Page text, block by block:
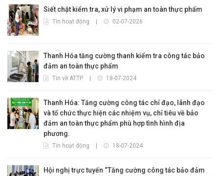
Siết chặt kiểm tra, xử lý vi phạm an toàn thực phẩm
Tin hoạt động 02-07-2026
Thanh Hóa tăng cường thanh kiểm tra công tác bảo
đảm an toàn thực phẩm
Tin về ATTP 18-07-2024
Thanh Hóa: Tăng cường công tác chỉ đạo, lãnh đạo
và tổ chức thực hiện các nhiệm vụ, chỉ tiêu về bảo
đảm an toàn thực phẩm phù hợp tình hình địa
phương.
Tin hoạt động 18-07-2024
Hội nghị trực tuyến “Tăng cường công tác bảo đảm